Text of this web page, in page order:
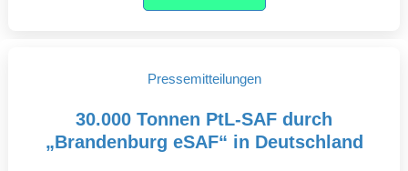
Pressemitteilungen
30.000 Tonnen PtL-SAF durch
„Brandenburg eSAF“ in Deutschland